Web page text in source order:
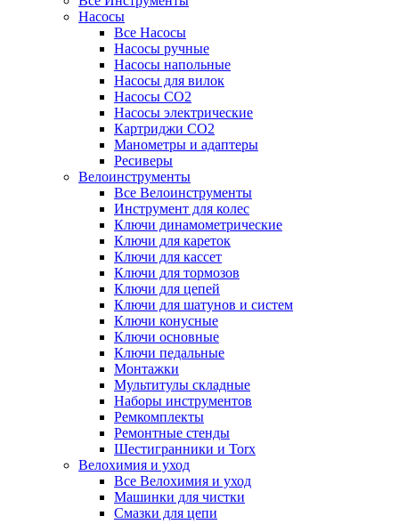
Насосы
Все Насосы
Насосы ручные
Насосы напольные
Насосы для вилок
Насосы CO2
Насосы электрические
Картриджи CO2
Манометры и адаптеры
Ресиверы
Велоинструменты
Все Велоинструменты
Инструмент для колес
Ключи динамометрические
Ключи для кареток
Ключи для кассет
Ключи для тормозов
Ключи для цепей
Ключи для шатунов и систем
Ключи конусные
Ключи основные
Ключи педальные
Монтажки
Мультитулы складные
Наборы инструментов
Ремкомплекты
Ремонтные стенды
Шестигранники и Torx
Велохимия и уход
Все Велохимия и уход
Машинки для чистки
Смазки для цепи